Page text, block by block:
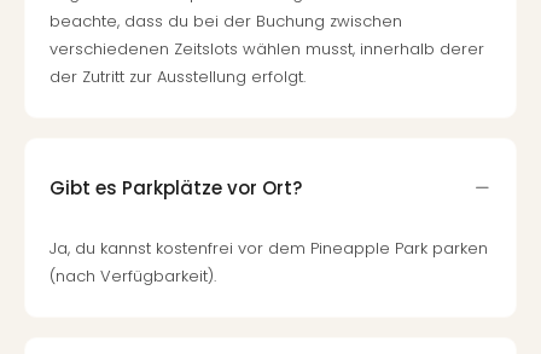
beachte, dass du bei der Buchung zwischen
verschiedenen Zeitslots wählen musst, innerhalb derer
der Zutritt zur Ausstellung erfolgt.
Gibt es Parkplätze vor Ort?
Ja, du kannst kostenfrei vor dem Pineapple Park parken
(nach Verfügbarkeit).